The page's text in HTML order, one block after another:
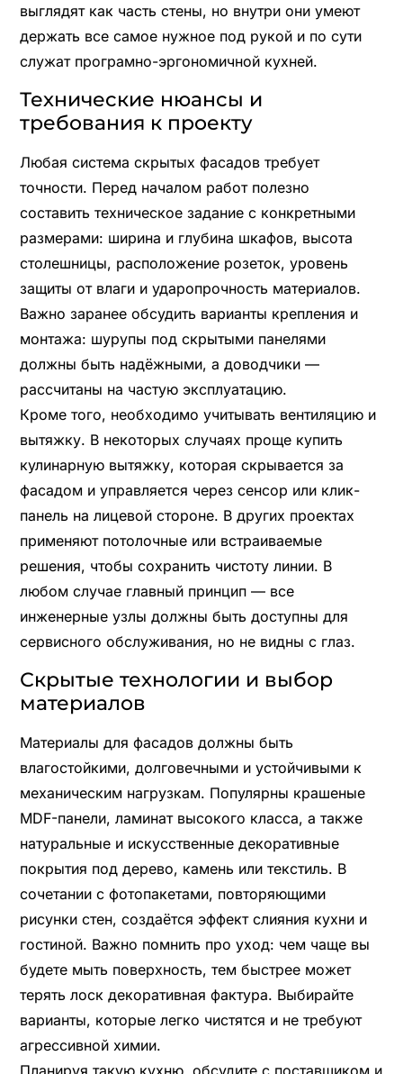
выглядят как часть стены, но внутри они умеют
держать все самое нужное под рукой и по сути
служат програмно-эргономичной кухней.
Технические нюансы и
требования к проекту
Любая система скрытых фасадов требует
точности. Перед началом работ полезно
составить техническое задание с конкретными
размерами: ширина и глубина шкафов, высота
столешницы, расположение розеток, уровень
защиты от влаги и ударопрочность материалов.
Важно заранее обсудить варианты крепления и
монтажа: шурупы под скрытыми панелями
должны быть надёжными, а доводчики —
рассчитаны на частую эксплуатацию.
Кроме того, необходимо учитывать вентиляцию и
вытяжку. В некоторых случаях проще купить
кулинарную вытяжку, которая скрывается за
фасадом и управляется через сенсор или клик-
панель на лицевой стороне. В других проектах
применяют потолочные или встраиваемые
решения, чтобы сохранить чистоту линии. В
любом случае главный принцип — все
инженерные узлы должны быть доступны для
сервисного обслуживания, но не видны с глаз.
Скрытые технологии и выбор
материалов
Материалы для фасадов должны быть
влагостойкими, долговечными и устойчивыми к
механическим нагрузкам. Популярны крашеные
MDF-панели, ламинат высокого класса, а также
натуральные и искусственные декоративные
покрытия под дерево, камень или текстиль. В
сочетании с фотопакетами, повторяющими
рисунки стен, создаётся эффект слияния кухни и
гостиной. Важно помнить про уход: чем чаще вы
будете мыть поверхность, тем быстрее может
терять лоск декоративная фактура. Выбирайте
варианты, которые легко чистятся и не требуют
агрессивной химии.
Планируя такую кухню, обсудите с поставщиком и